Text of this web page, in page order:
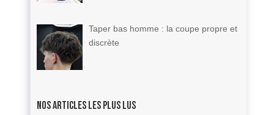
Taper bas homme : la coupe propre et
discrète
Nos articles les plus lus